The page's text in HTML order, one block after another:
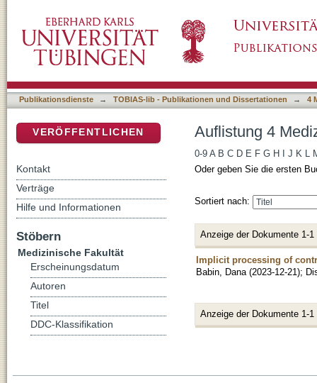
Publikationsdienste → TOBIAS-lib - Publikationen und Dissertationen → 4
Auflistung 4
0-9 A B C D E F G H J K L
Oder geben Sie die ersten
Sortiert nach:
Anzeige der Dokumente 1-1
Implicit processing of
Babin, Dana (2023-12-21);
Anzeige der Dokumente 1-1
VERÖFFENTLICHEN
Kontakt
Verträge
Hilfe und Informationen
Stöbern
Medizinische Fakultät
Erscheinungsdatum
Autoren
Titel
DDC-Klassifikation